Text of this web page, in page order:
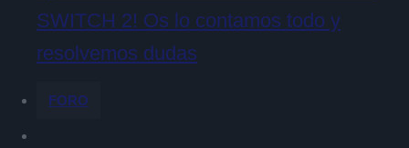
SWITCH 2! Os lo contamos todo y
resolvemos dudas
FORO